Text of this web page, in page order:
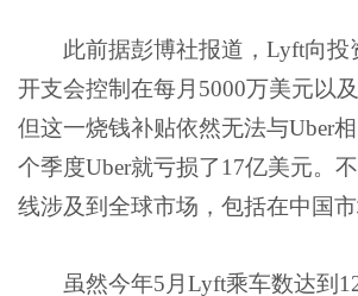
此前据彭博社报道，Lyft向投
开支会控制在每月5000万美元以
但这一烧钱补贴依然无法与Uber
个季度Uber就亏损了17亿美元。
线涉及到全球市场，包括在中国市
虽然今年5月Lyft乘车数达到